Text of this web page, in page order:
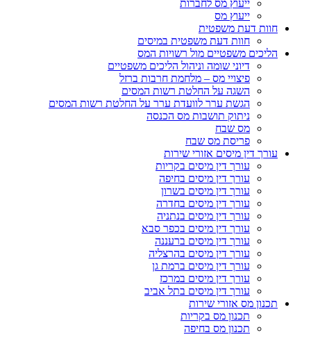
ייעוץ מס לחברות
ייעוץ מס
חוות דעת משפטית
חוות דעת משפטית במיסים
הליכים משפטיים מול רשויות המס
דיוני שומה וניהול הליכים משפטיים
פיצויי מס – מלחמת חרבות ברזל
השגה על החלטת רשות המסים
הגשת ערר לוועדת ערר על החלטת רשות המסים
ניתוק תושבות מס הכנסה
מס שבח
פריסת מס שבח
עורך דין מיסים אזורי שירות
עורך דין מיסים בקריות
עורך דין מיסים בחיפה
עורך דין מיסים בשרון
עורך דין מיסים בחדרה
עורך דין מיסים בנתניה
עורך דין מיסים בכפר סבא
עורך דין מיסים ברעננה
עורך דין מיסים בהרצליה
עורך דין מיסים ברמת גן
עורך דין מיסים במרכז
עורך דין מיסים בתל אביב
תכנון מס אזורי שירות
תכנון מס בקריות
תכנון מס בחיפה